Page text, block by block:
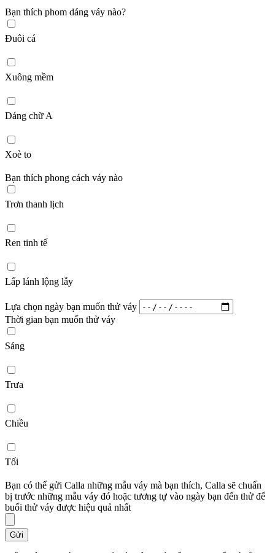
Bạn thích phom dáng váy nào?
Đuôi cá
Xuông mềm
Dáng chữ A
Xoè to
Bạn thích phong cách váy nào
Trơn thanh lịch
Ren tinh tế
Lấp lánh lộng lẫy
Lựa chọn ngày bạn muốn thử váy
Thời gian bạn muốn thử váy
Sáng
Trưa
Chiều
Tối
Bạn có thể gửi Calla những mẫu váy mà bạn thích, Calla sẽ chuẩn
bị trước những mẫu váy đó hoặc tương tự vào ngày bạn đến thử để
buổi thử váy được hiệu quả nhất
Gửi